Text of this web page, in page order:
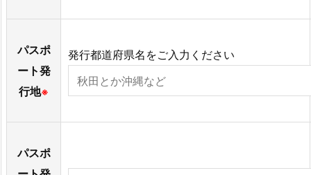
パスポ
ート発
行地※
発行都道府県名をご入力ください
パスポ